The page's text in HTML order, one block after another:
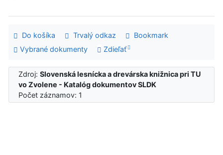
Do košíka Trvalý odkaz
Bookmark
Vybrané dokumenty
Zdieľať
Zdroj:Slovenská lesnícka a drevárska knižnica pri TU
vo Zvolene - Katalóg dokumentov SLDK
Počet záznamov: 1